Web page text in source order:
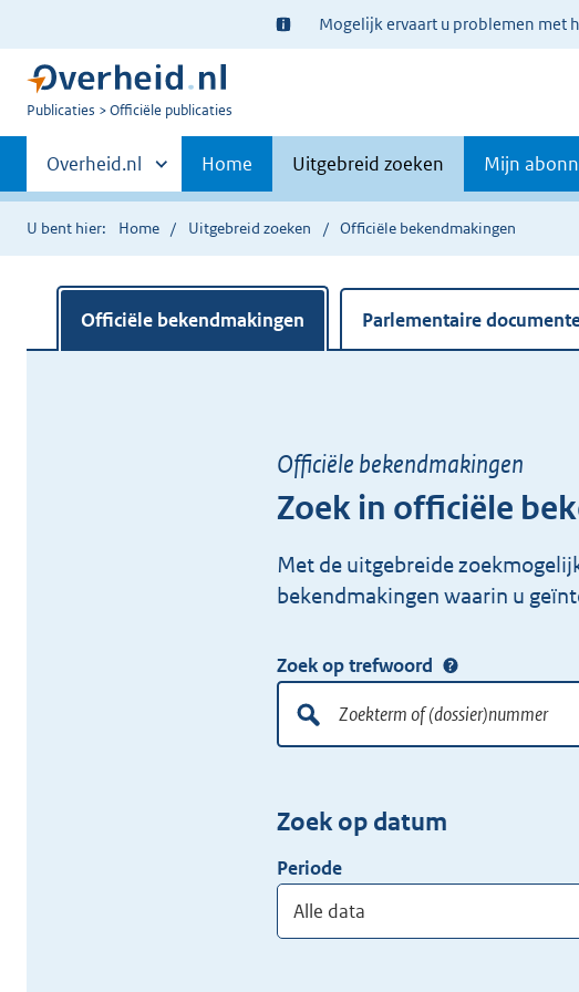
Ter
informatie:
Mogelijk ervaart u problemen met
U
Publicaties Officiële publicaties
Primaire
navigatie
Andere
sites
binnen
Overheid.nl Home Uitgebreid zoeken Mijn
U bent hier: Home Uitgebreid zoeken Officiële bekendmakingen
Officiële bekendmakingen Parlementaire
Zoek in officiële
Officiële bekendmakingen
Met de uitgebreide
bekendmakingen waarin u
Doorzoek
alle
lokale
regelgeving
Zoek op trefwoord
(dossier)nummer
uw
of
(dossier)nummer
in
Zoek op datum
Periode